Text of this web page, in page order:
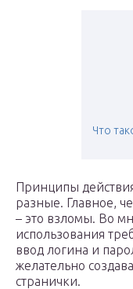
Что
Принципы
разные. Главное,
– это взломы. Во
использования
ввод логина и
желательно
странички.